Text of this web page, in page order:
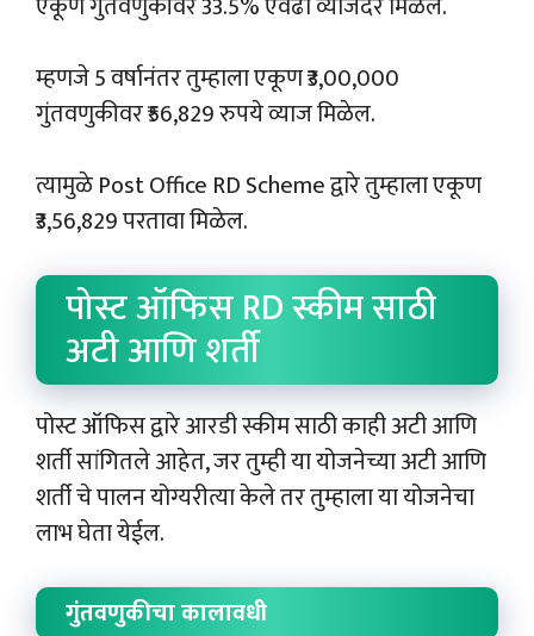
म्हणजे 5 वर्षानंतर तुम्हाला एकूण ₹3,00,000
गुंतवणुकीवर ₹56,829 रुपये व्याज मिळेल.
त्यामुळे Post Office RD Scheme द्वारे तुम्हाला एकूण
₹3,56,829 परतावा मिळेल.
पोस्ट ऑफिस RD स्कीम साठी
अटी आणि शर्ती
पोस्ट ऑफिस द्वारे आरडी स्कीम साठी काही अटी आणि
शर्ती सांगितले आहेत, जर तुम्ही या योजनेच्या अटी आणि
शर्ती चे पालन योग्यरीत्या केले तर तुम्हाला या योजनेचा
लाभ घेता येईल.
गुंतवणुकीचा कालावधी